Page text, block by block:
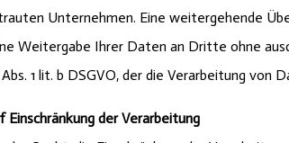
Unternehmen. Eine weitergehende
Weitergabe Ihrer Daten an Dritte ohne
1 lit. b DSGVO, der die Verarbeitung
Einschränkung der Verarbeitung